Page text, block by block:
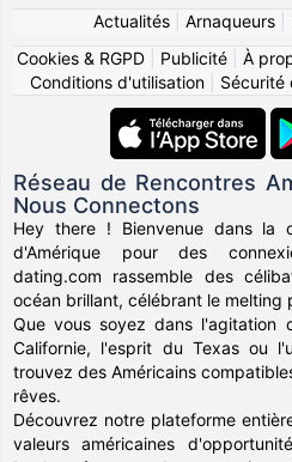
Actualités| Arnaqueurs|
Cookies & RGPD
Publicité À
Conditions d'utilisation| Sécurité
Réseau de Rencontres
Nous Connectons
Hey there ! Bienvenue dans la
d'Amérique pour des
dating.com rassemble des
océan brillant, célébrant le melting
Que vous soyez dans l'agitation
Californie, l'esprit du Texas ou
trouvez des Américains
rêves.
Découvrez notre plateforme
valeurs américaines